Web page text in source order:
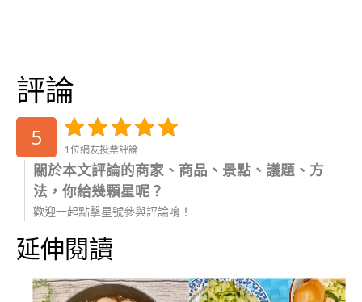
評論
5 1位網友投票評論
關於本文評論的商家、商品、景點、議題、方
法，你給幾顆星呢？
歡迎一起點擊星號參與評論唷！
延伸閱讀